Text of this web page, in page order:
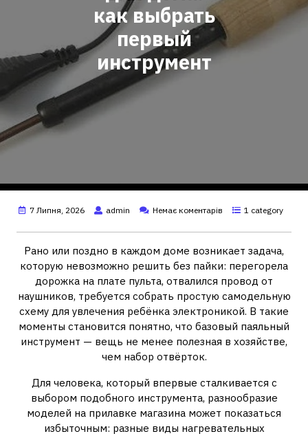
как выбрать
первый
инструмент
7 Липня, 2026 admin Немає коментарів 1 category
Рано или поздно в каждом доме возникает задача,
которую невозможно решить без пайки: перегорела
дорожка на плате пульта, отвалился провод от
наушников, требуется собрать простую самодельную
схему для увлечения ребёнка электроникой. В такие
моменты становится понятно, что базовый паяльный
инструмент — вещь не менее полезная в хозяйстве,
чем набор отвёрток.
Для человека, который впервые сталкивается с
выбором подобного инструмента, разнообразие
моделей на прилавке магазина может показаться
избыточным: разные виды нагревательных